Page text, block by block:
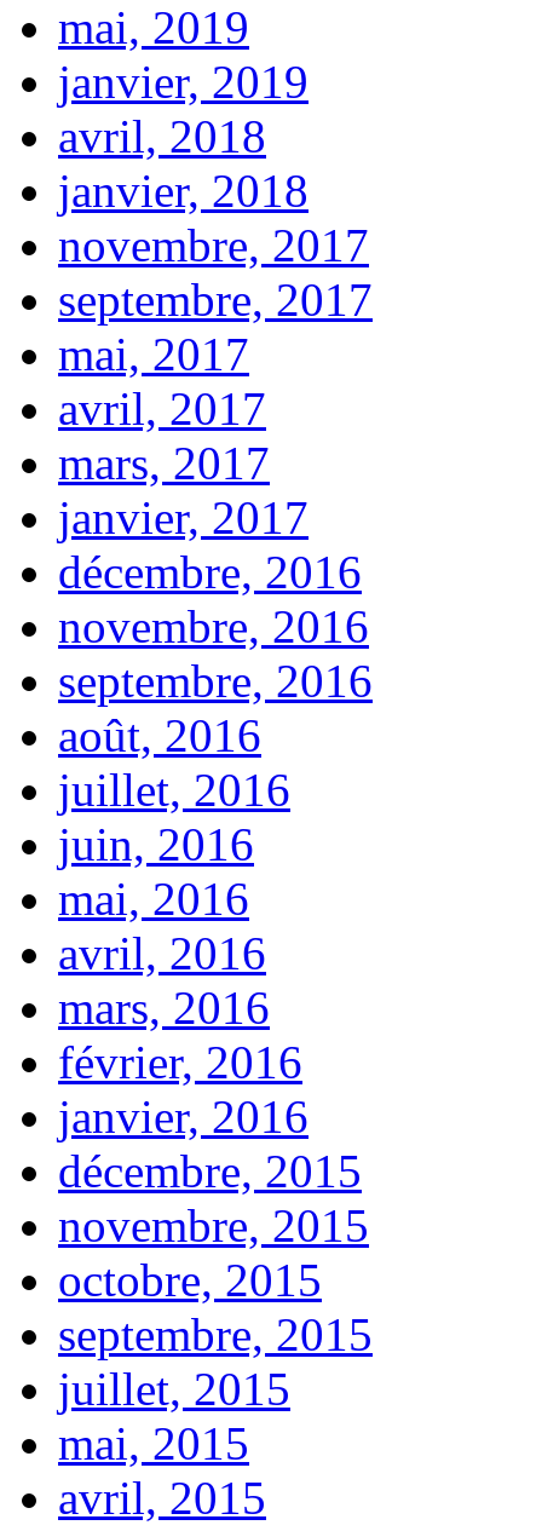
mai, 2019
janvier, 2019
avril, 2018
janvier, 2018
novembre, 2017
septembre, 2017
mai, 2017
avril, 2017
mars, 2017
janvier, 2017
décembre, 2016
novembre, 2016
septembre, 2016
août, 2016
juillet, 2016
juin, 2016
mai, 2016
avril, 2016
mars, 2016
février, 2016
janvier, 2016
décembre, 2015
novembre, 2015
octobre, 2015
septembre, 2015
juillet, 2015
mai, 2015
avril, 2015